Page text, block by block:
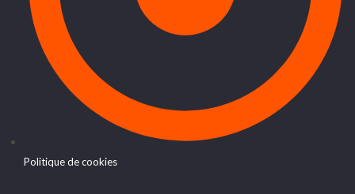
Politique de cookies